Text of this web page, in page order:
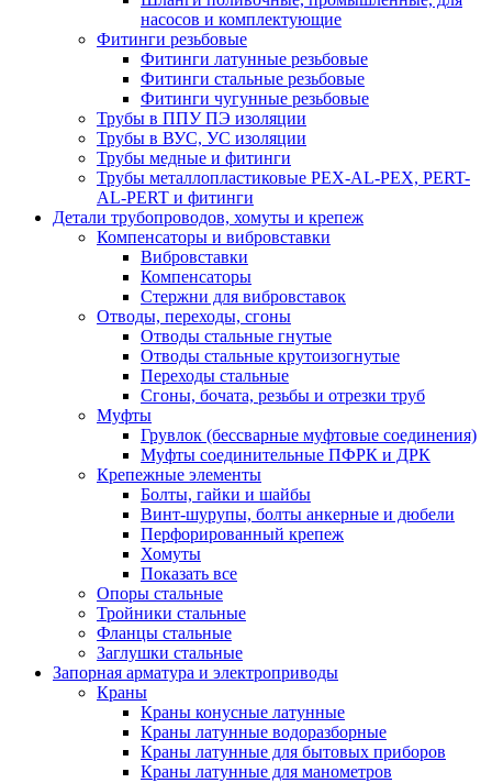
насосов и комплектующие
Фитинги резьбовые
Фитинги латунные резьбовые
Фитинги стальные резьбовые
Фитинги чугунные резьбовые
Трубы в ППУ ПЭ изоляции
Трубы в ВУС, УС изоляции
Трубы медные и фитинги
Трубы металлопластиковые PEX-AL-PEX, PERT-
AL-PERT и фитинги
Детали трубопроводов, хомуты и крепеж
Компенсаторы и вибровставки
Вибровставки
Компенсаторы
Стержни для вибровставок
Отводы, переходы, сгоны
Отводы стальные гнутые
Отводы стальные крутоизогнутые
Переходы стальные
Сгоны, бочата, резьбы и отрезки труб
Муфты
Грувлок (бессварные муфтовые соединения)
Муфты соединительные ПФРК и ДРК
Крепежные элементы
Болты, гайки и шайбы
Винт-шурупы, болты анкерные и дюбели
Перфорированный крепеж
Хомуты
Показать все
Опоры стальные
Тройники стальные
Фланцы стальные
Заглушки стальные
Запорная арматура и электроприводы
Краны
Краны конусные латунные
Краны латунные водоразборные
Краны латунные для бытовых приборов
Краны латунные для манометров